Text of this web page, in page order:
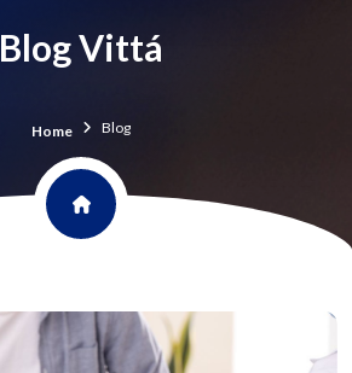
Blog Vittá
Home Blog